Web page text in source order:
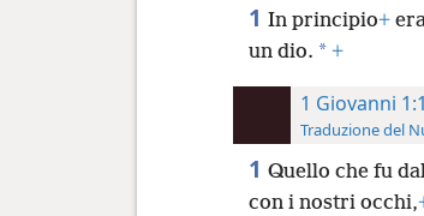
1 In principio+
un dio. * +
1 Giovanni 1:1
Traduzione del
1 Quello che fu
con i nostri occhi,